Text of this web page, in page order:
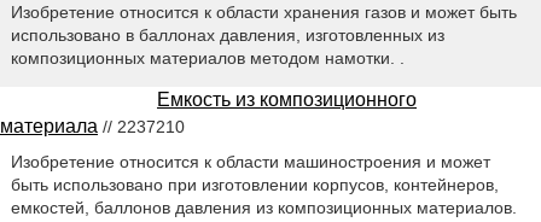
Изобретение относится к области хранения газов и может быть
использовано в баллонах давления, изготовленных из
композиционных материалов методом намотки. .
Емкость из композиционного
материала // 2237210
Изобретение относится к области машиностроения и может
быть использовано при изготовлении корпусов, контейнеров,
емкостей, баллонов давления из композиционных материалов.